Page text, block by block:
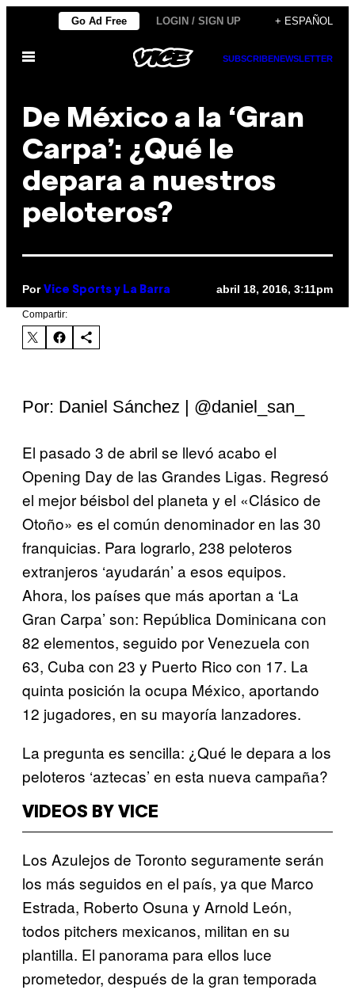
contenido
Go Ad Free LOGIN / SIGN UP + ESPAÑOL
Abrir
SUBSCRIBENEWSLETTER
De México a la ‘Gran
Carpa’: ¿Qué le
depara a nuestros
peloteros?
Por Vice Sports y La Barra abril 18, 2016, 3:11pm
Compartir:
Por: Daniel Sánchez | @daniel_san_
El pasado 3 de abril se llevó acabo el
Opening Day de las Grandes Ligas. Regresó
el mejor béisbol del planeta y el «Clásico de
Otoño» es el común denominador en las 30
franquicias. Para lograrlo, 238 peloteros
extranjeros ‘ayudarán’ a esos equipos.
Ahora, los países que más aportan a ‘La
Gran Carpa’ son: República Dominicana con
82 elementos, seguido por Venezuela con
63, Cuba con 23 y Puerto Rico con 17. La
quinta posición la ocupa México, aportando
12 jugadores, en su mayoría lanzadores.
La pregunta es sencilla: ¿Qué le depara a los
peloteros ‘aztecas’ en esta nueva campaña?
VIDEOS BY VICE
Los Azulejos de Toronto seguramente serán
los más seguidos en el país, ya que Marco
Estrada, Roberto Osuna y Arnold León,
todos pitchers mexicanos, militan en su
plantilla. El panorama para ellos luce
prometedor, después de la gran temporada